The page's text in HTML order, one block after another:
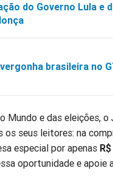
do Governo Lula e
brasileira no
Mundo e das eleições,
seus leitores: na
especial por apenas
oportunidade e